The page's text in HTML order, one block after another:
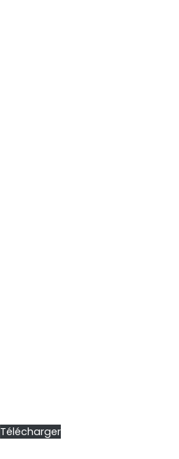
Télécharger